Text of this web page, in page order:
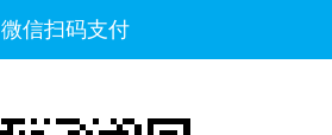
微信扫码支付